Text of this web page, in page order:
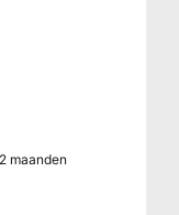
maanden